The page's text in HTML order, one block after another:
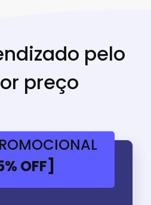
pelo
preço
OFF]